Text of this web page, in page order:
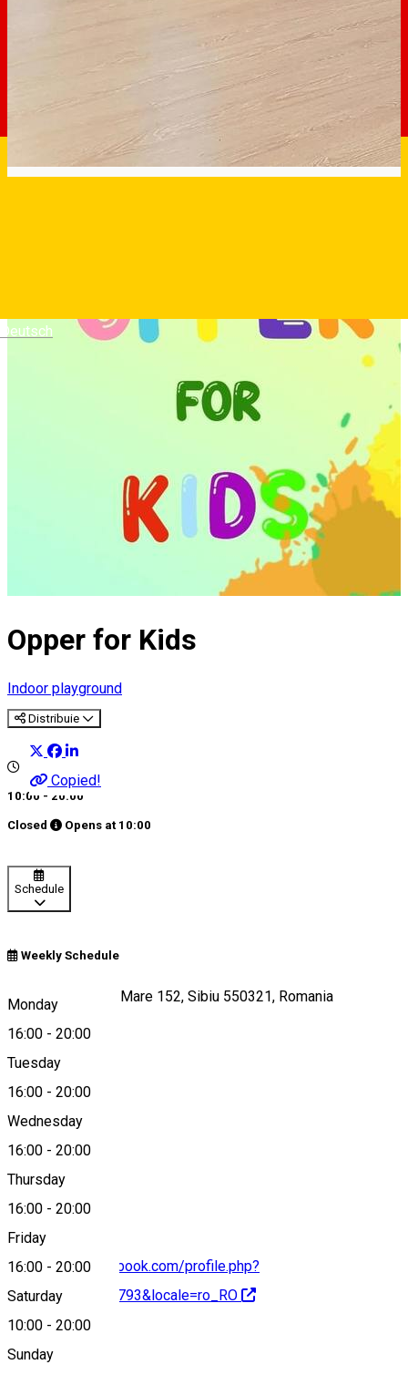
Deutsch
Opper for Kids
Indoor playground
Distribuie
Copied!
10:00 - 20:00
Closed Opens at 10:00
Schedule
Weekly Schedule
Monday
16:00 - 20:00
Tuesday
16:00 - 20:00
Wednesday
16:00 - 20:00
Thursday
16:00 - 20:00
Friday
16:00 - 20:00
Saturday
10:00 - 20:00
Sunday
Strada Ștefan cel Mare 152, Sibiu 550321, Romania
Map
https://www.facebook.com/profile.php?
id=61554870501793&locale=ro_RO
About